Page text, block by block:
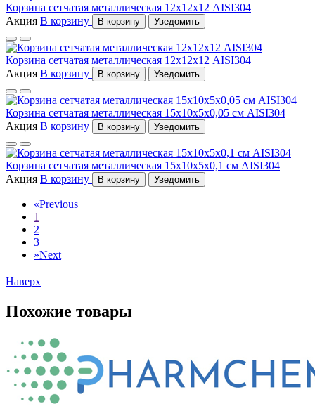
Корзина сетчатая металлическая 12х12х12 AISI304
Акция В корзину В корзину Уведомить
Корзина сетчатая металлическая 12х12х12 AISI304
Акция В корзину В корзину Уведомить
Корзина сетчатая металлическая 15x10x5x0,05 см AISI304
Акция В корзину В корзину Уведомить
Корзина сетчатая металлическая 15x10x5x0,1 см AISI304
Акция В корзину В корзину Уведомить
«Previous
1
2
3
»Next
Наверх
Похожие товары